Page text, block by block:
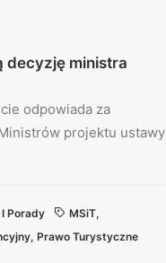
decyzję ministra
odpowiada za
projektu ustawy
Porady MSiT,
, Prawo Turystyczne